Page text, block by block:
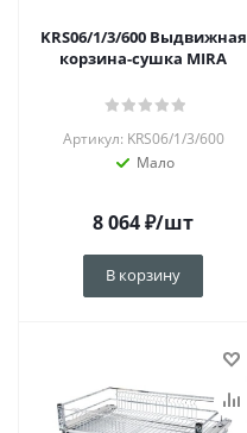
KRS06/1/3/600 Выдвижная
корзина-сушка MIRA
Артикул: KRS06/1/3/600
Мало
8 064₽/шт
В корзину